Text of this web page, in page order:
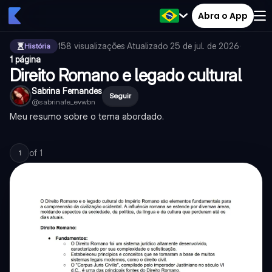
Abra o App
História 158 visualizações·Atualizado 25 de jul. de 2026·
1 página
Direito Romano e legado cultural
Sabrina Fernandes
@sabrinafe_evwbn
Seguir
Meu resumo sobre o tema abordado.
1 of 1